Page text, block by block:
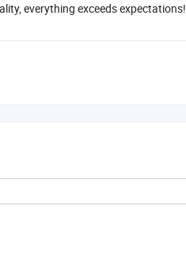
everything exceeds expectations!